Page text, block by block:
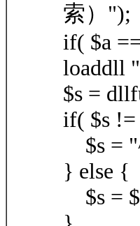
索）");
if( $a
loaddll
$s =
if( $s
$s =
} else {
$s =